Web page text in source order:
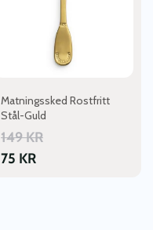
Matningssked Rostfritt
Stål-Guld
149KR
75 KR